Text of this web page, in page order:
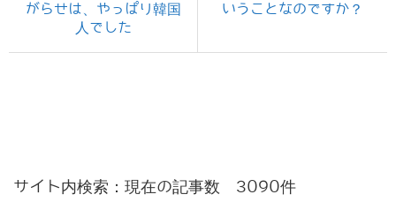
がらせは、やっぱり韓国
人でした
いうことなのですか？
サイト内検索：現在の記事数 3090件